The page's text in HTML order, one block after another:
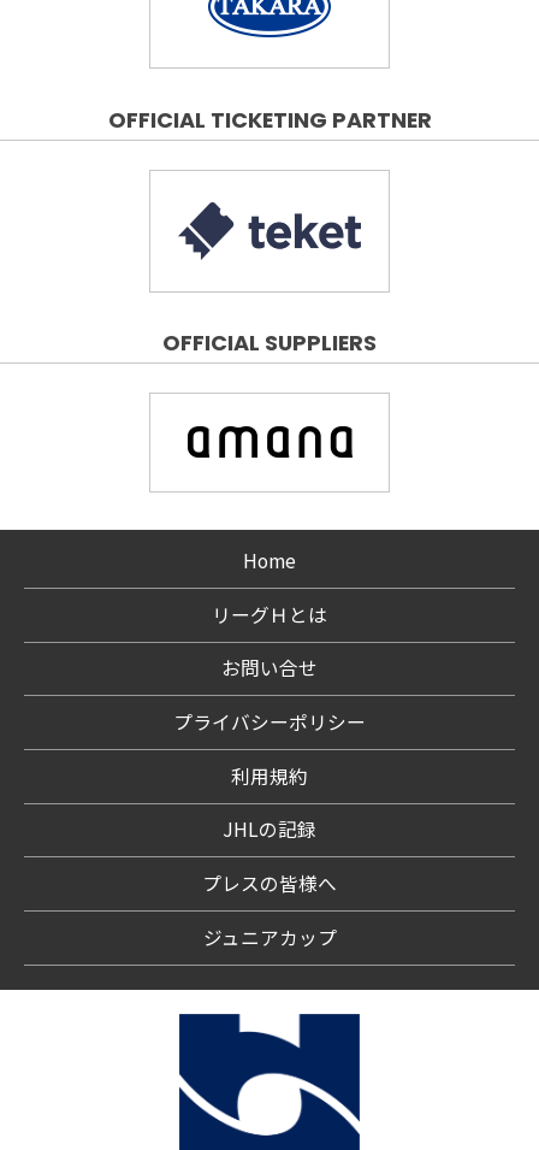
OFFICIAL TICKETING PARTNER
OFFICIAL SUPPLIERS
Home
リーグＨとは
お問い合せ
プライバシーポリシー
利用規約
JHLの記録
プレスの皆様へ
ジュニアカップ